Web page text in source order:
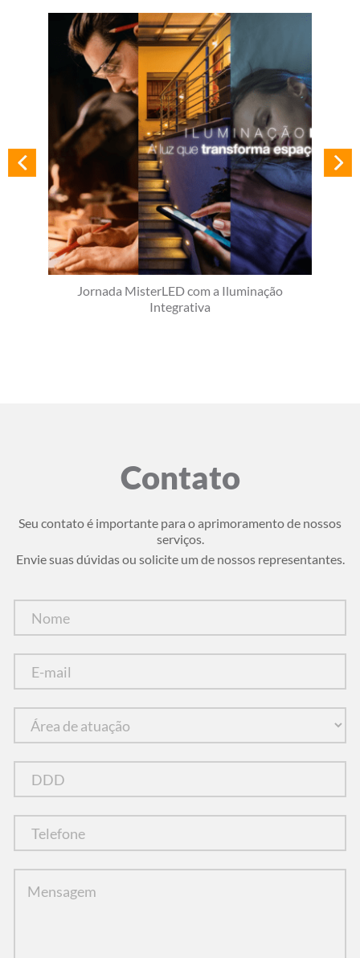
Jornada MisterLED com a Iluminação
Integrativa
Contato
Seu contato é importante para o aprimoramento de nossos
serviços.
Envie suas dúvidas ou solicite um de nossos representantes.